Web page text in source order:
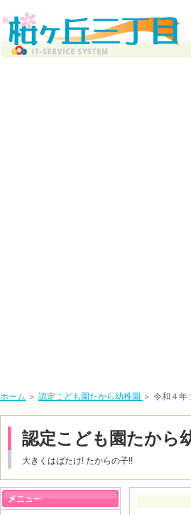
ホーム ＞ 認定こども園たから幼稚園 ＞ 令和４年
認定こども園たから
大きくはばたけ! たからの子!!